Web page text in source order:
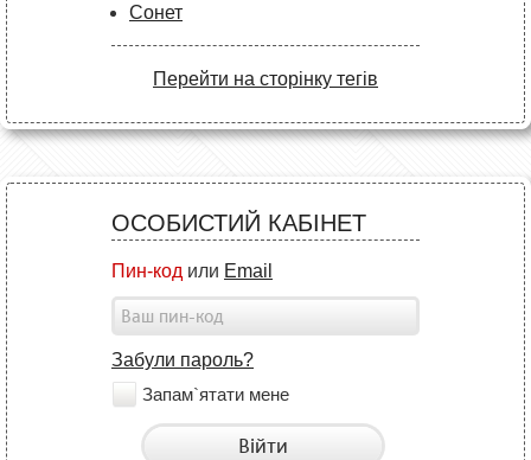
Сонет
Перейти на сторінку тегів
ОСОБИСТИЙ КАБІНЕТ
Пин-код или Email
Забули пароль?
Запам`ятати мене
Війти